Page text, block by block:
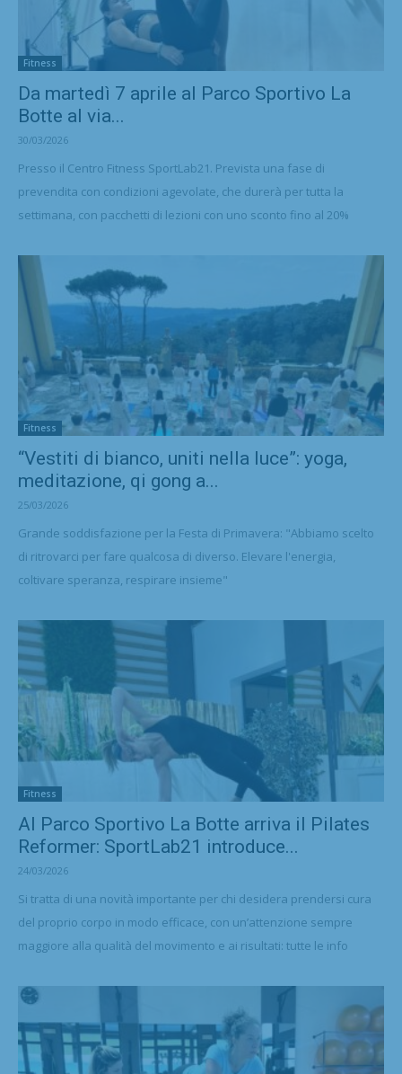
Fitness
Da martedì 7 aprile al Parco Sportivo La
Botte al via...
30/03/2026
Presso il Centro Fitness SportLab21. Prevista una fase di
prevendita con condizioni agevolate, che durerà per tutta la
settimana, con pacchetti di lezioni con uno sconto fino al 20%
Fitness
“Vestiti di bianco, uniti nella luce”: yoga,
meditazione, qi gong a...
25/03/2026
Grande soddisfazione per la Festa di Primavera: "Abbiamo scelto
di ritrovarci per fare qualcosa di diverso. Elevare l'energia,
coltivare speranza, respirare insieme"
Fitness
Al Parco Sportivo La Botte arriva il Pilates
Reformer: SportLab21 introduce...
24/03/2026
Si tratta di una novità importante per chi desidera prendersi cura
del proprio corpo in modo efficace, con un’attenzione sempre
maggiore alla qualità del movimento e ai risultati: tutte le info